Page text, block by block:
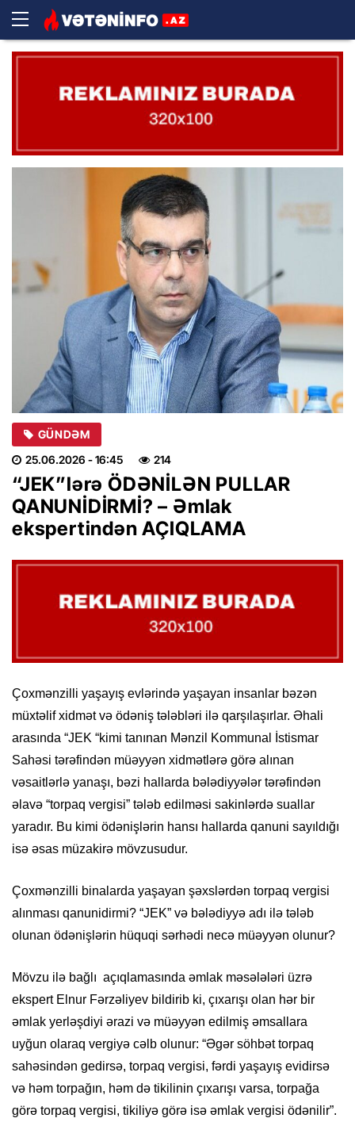
GÜNDƏM
25.06.2026 - 16:45 214
“JEK”lərə ÖDƏNİLƏN PULLAR
QANUNİDİRMİ? – Əmlak
ekspertindən AÇIQLAMA
Çoxmənzilli yaşayış evlərində yaşayan insanlar bəzən
müxtəlif xidmət və ödəniş tələbləri ilə qarşılaşırlar. Əhali
arasında “JEK “kimi tanınan Mənzil Kommunal İstismar
Sahəsi tərəfindən müəyyən xidmətlərə görə alınan
vəsaitlərlə yanaşı, bəzi hallarda bələdiyyələr tərəfindən
əlavə “torpaq vergisi” tələb edilməsi sakinlərdə suallar
yaradır. Bu kimi ödənişlərin hansı hallarda qanuni sayıldığı
isə əsas müzakirə mövzusudur.
Çoxmənzilli binalarda yaşayan şəxslərdən torpaq vergisi
alınması qanunidirmi? “JEK” və bələdiyyə adı ilə tələb
olunan ödənişlərin hüquqi sərhədi necə müəyyən olunur?
Mövzu ilə bağlı açıqlamasında əmlak məsələləri üzrə
ekspert Elnur Fərzəliyev bildirib ki, çıxarışı olan hər bir
əmlak yerləşdiyi ərazi və müəyyən edilmiş əmsallara
uyğun olaraq vergiyə cəlb olunur: “Əgər söhbət torpaq
sahəsindən gedirsə, torpaq vergisi, fərdi yaşayış evidirsə
və həm torpağın, həm də tikilinin çıxarışı varsa, torpağa
görə torpaq vergisi, tikiliyə görə isə əmlak vergisi ödənilir”.